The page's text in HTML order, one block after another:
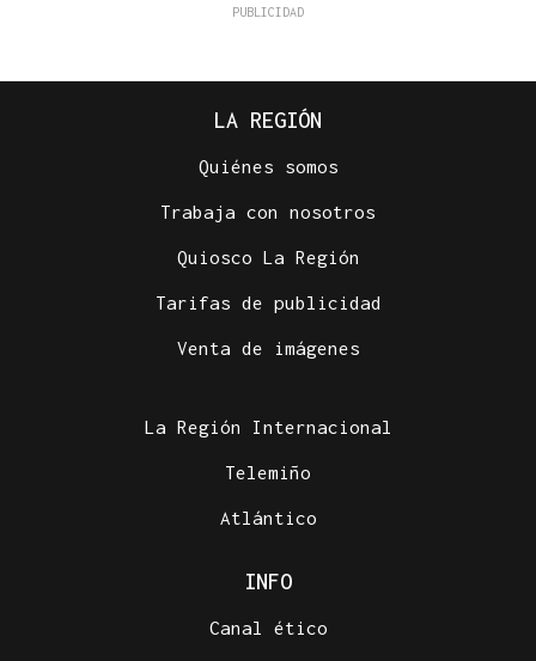
LA REGIÓN
Quiénes somos
Trabaja con nosotros
Quiosco La Región
Tarifas de publicidad
Venta de imágenes
La Región Internacional
Telemiño
Atlántico
INFO
Canal ético